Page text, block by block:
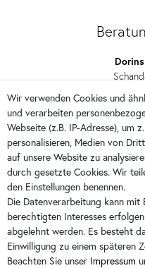
Sie erreichen uns:
Wir verwenden Cookies und
und verarbeiten
Webseite (z.B. IP-Adresse), um
personalisieren, Medien von
auf unsere Website zu
durch gesetzte Cookies. Wir
den Einstellungen benennen.
Die Datenverarbeitung kann
berechtigten Interesses
abgelehnt werden. Es besteht
Einwilligung zu einem späteren
Beachten Sie unser Impressum